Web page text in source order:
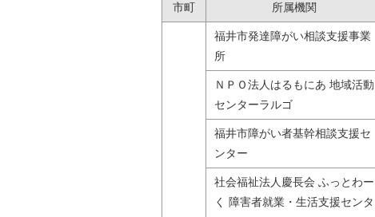
市町 所属機関
福井市発達障がい相談支援事業
所
ＮＰＯ法人はるもにあ 地域活動
センターラルゴ
福井市障がい者基幹相談支援セ
ンター
社会福祉法人慶長会 ふっとわー
く 障害者就業・生活支援センタ